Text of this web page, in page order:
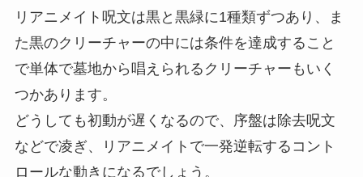
リアニメイト呪文は黒と黒緑に1種類ずつあり、ま
た黒のクリーチャーの中には条件を達成すること
で単体で墓地から唱えられるクリーチャーもいく
つかあります。
どうしても初動が遅くなるので、序盤は除去呪文
などで凌ぎ、リアニメイトで一発逆転するコント
ロールな動きになるでしょう。